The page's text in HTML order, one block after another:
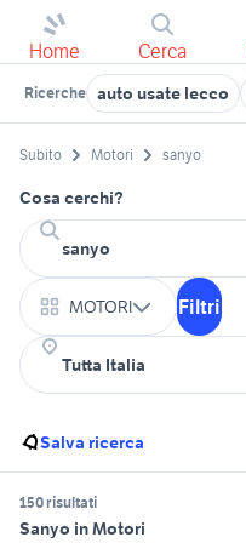
Home Cerca
Ricerche auto usate lecco
Subito Motori sanyo
Cosa cerchi?
MOTORI Filtri
Salva ricerca
150 risultati
Sanyo in Motori